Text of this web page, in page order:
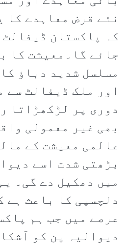
نئے قرض معاہدے کا
کہ پاکستان ڈیفالٹ
جائے گا۔معیشت کا
مسلسل شدید دباؤ
اور ملک ڈیفالٹ سے
دوری پر لڑکھڑاتا
بھی غیر معمولی
عالمی معیشت کے
بڑھتی شدت اسے
میں دھکیل دے گی۔
دلچسپی کا باعث ہے
عرصے میں جب ہم
دیوالیہ پن کو